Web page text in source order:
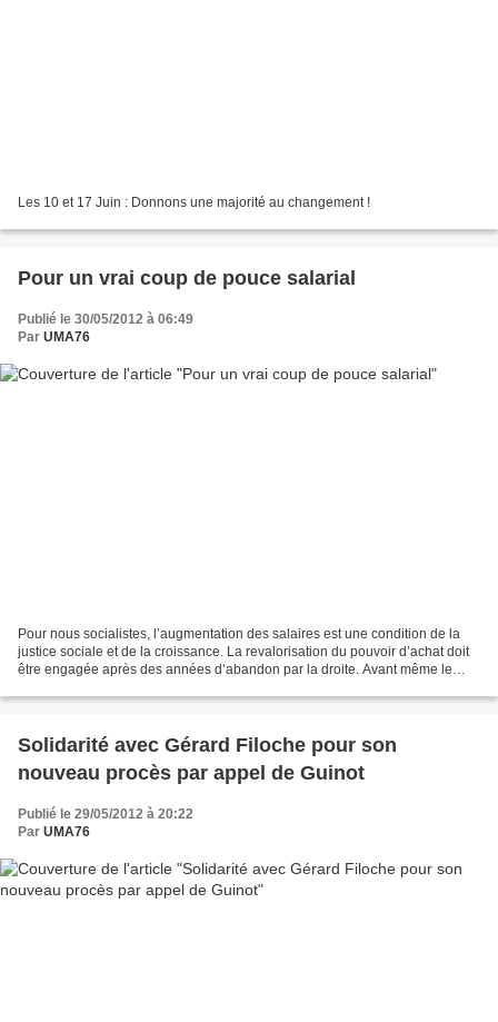
Les 10 et 17 Juin : Donnons une majorité au changement !
Pour un vrai coup de pouce salarial
Publié le 30/05/2012 à 06:49
Par UMA76
Pour nous socialistes, l’augmentation des salaires est une condition de la
justice sociale et de la croissance. La revalorisation du pouvoir d’achat doit
être engagée après des années d’abandon par la droite. Avant même le
Solidarité avec Gérard Filoche pour son
nouveau procès par appel de Guinot
Publié le 29/05/2012 à 20:22
Par UMA76